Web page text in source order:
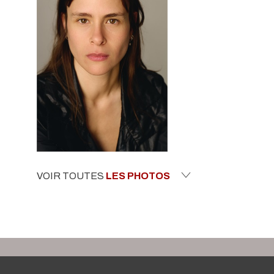
VOIR TOUTES LES PHOTOS